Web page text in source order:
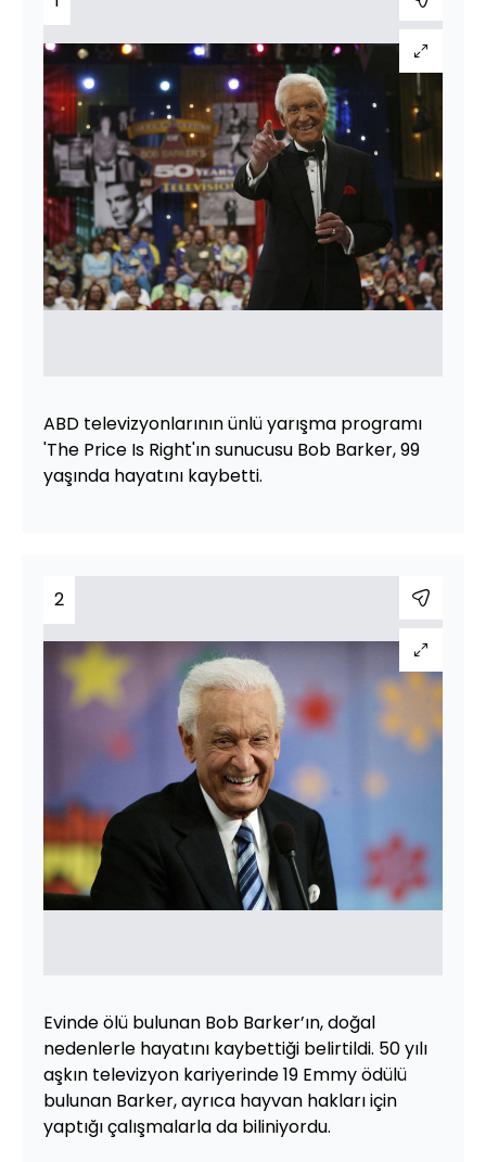
ABD televizyonlarının ünlü yarışma programı
'The Price Is Right'ın sunucusu Bob Barker, 99
yaşında hayatını kaybetti.
2
Evinde ölü bulunan Bob Barker’ın, doğal
nedenlerle hayatını kaybettiği belirtildi. 50 yılı
aşkın televizyon kariyerinde 19 Emmy ödülü
bulunan Barker, ayrıca hayvan hakları için
yaptığı çalışmalarla da biliniyordu.